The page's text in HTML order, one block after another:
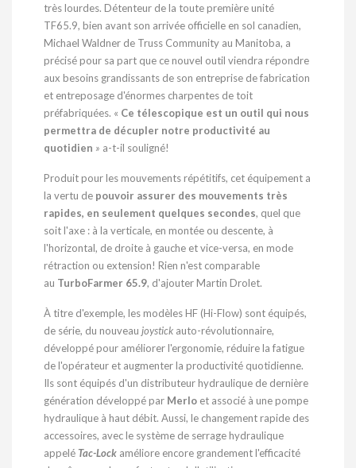
très lourdes. Détenteur de la toute première unité
TF65.9, bien avant son arrivée officielle en sol canadien,
Michael Waldner de Truss Community au Manitoba, a
précisé pour sa part que ce nouvel outil viendra répondre
aux besoins grandissants de son entreprise de fabrication
et entreposage d'énormes charpentes de toit
préfabriquées. « Ce télescopique est un outil qui nous
permettra de décupler notre productivité au
quotidien » a-t-il souligné!
Produit pour les mouvements répétitifs, cet équipement a
la vertu de pouvoir assurer des mouvements très
rapides, en seulement quelques secondes, quel que
soit l'axe : à la verticale, en montée ou descente, à
l'horizontal, de droite à gauche et vice-versa, en mode
rétraction ou extension! Rien n'est comparable
au TurboFarmer 65.9, d'ajouterMartin Drolet.
À titre d'exemple, les modèles HF (Hi-Flow) sont équipés,
de série, du nouveau joystick auto-révolutionnaire,
développé pour améliorer l'ergonomie, réduire la fatigue
de l'opérateur et augmenter la productivité quotidienne.
Ils sont équipés d'un distributeur hydraulique de dernière
génération développé par Merlo et associé à une pompe
hydraulique à haut débit. Aussi, le changement rapide des
accessoires, avec le système de serrage hydraulique
appelé Tac-Lock améliore encore grandement l'efficacité